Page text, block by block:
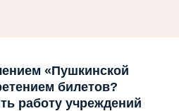
«Пушкинской
билетов?
работу учреждений